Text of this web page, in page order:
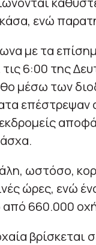
ενώ
με τα
τις 6:00 της
μέσω των
επέστρεψαν
ωστόσο,
ώρες, ενώ
660.000
βρίσκεται